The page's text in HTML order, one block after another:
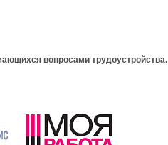
вопросами трудоустройства.